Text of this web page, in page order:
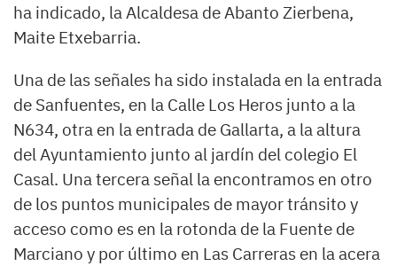
ha indicado, la Alcaldesa de Abanto Zierbena,
Maite Etxebarria.
Una de las señales ha sido instalada en la entrada
de Sanfuentes, en la Calle Los Heros junto a la
N634, otra en la entrada de Gallarta, a la altura
del Ayuntamiento junto al jardín del colegio El
Casal. Una tercera señal la encontramos en otro
de los puntos municipales de mayor tránsito y
acceso como es en la rotonda de la Fuente de
Marciano y por último en Las Carreras en la acera